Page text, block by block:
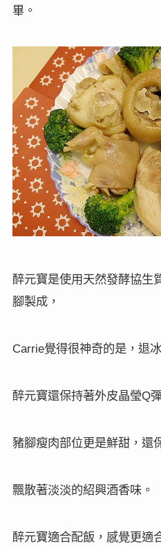
畢。
醉元寶是使用天然發酵協生
腳製成，
Carrie覺得很神奇的是，退
醉元寶還保持著外皮晶瑩Q
豬腳瘦肉部位更是鮮甜，還
飄散著淡淡的紹興酒香味。
醉元寶適合配飯，感覺更適